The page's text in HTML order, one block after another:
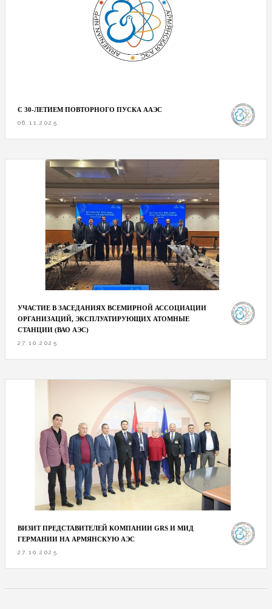
С 30-ЛЕТИЕМ ПОВТОРНОГО ПУСКА ААЭС
06.11.2025
УЧАСТИЕ В ЗАСЕДАНИЯХ ВСЕМИРНОЙ АССОЦИАЦИИ
ОРГАНИЗАЦИЙ, ЭКСПЛУАТИРУЮЩИХ АТОМНЫЕ
СТАНЦИИ (ВАО АЭС)
27.10.2025
ВИЗИТ ПРЕДСТАВИТЕЛЕЙ КОМПАНИИ GRS И МИД
ГЕРМАНИИ НА АРМЯНСКУЮ АЭС
27.10.2025